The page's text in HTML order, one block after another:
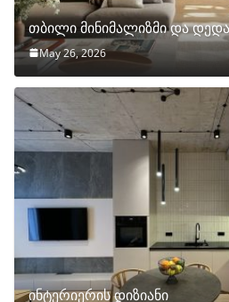
თბილი მინიმალიზმი და
May 26, 2026
ინტერიერის დიზიანი